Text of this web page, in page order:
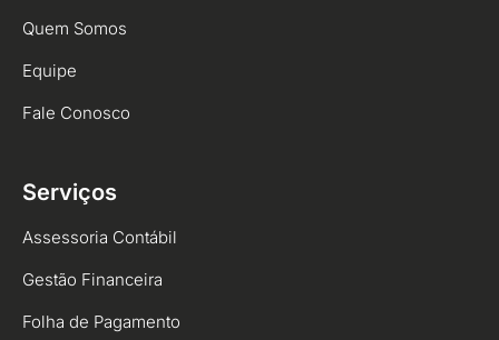
Quem Somos
Equipe
Fale Conosco
Serviços
Assessoria Contábil
Gestão Financeira
Folha de Pagamento